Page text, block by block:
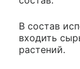
В состав
входить
растений.